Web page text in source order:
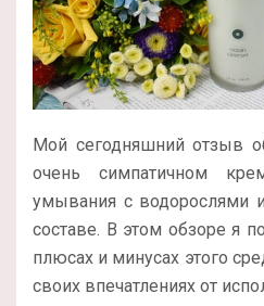
Мой сегодняшний отзыв
очень симпатичном
умывания с водорослями
составе. В этом обзоре я
плюсах и минусах этого
своих впечатлениях от